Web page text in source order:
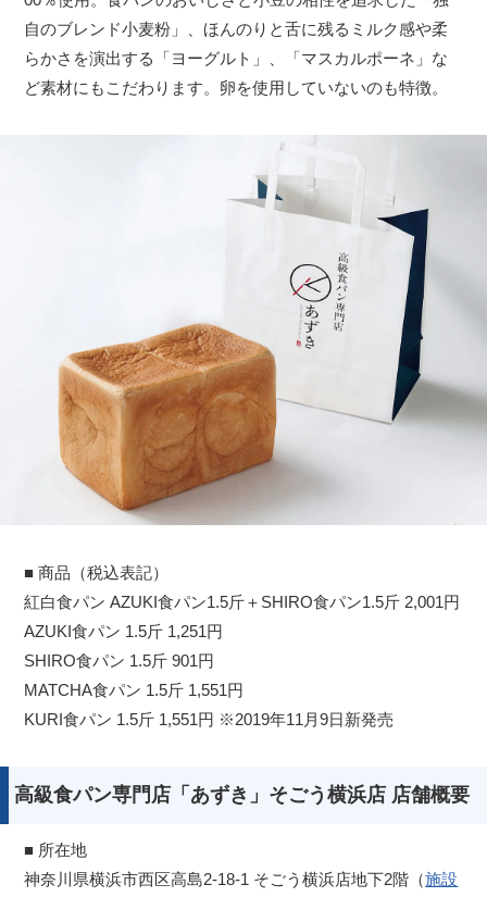
自のブレンド小麦粉」、ほんのりと舌に残るミルク感や柔
らかさを演出する「ヨーグルト」、「マスカルポーネ」な
ど素材にもこだわります。卵を使用していないのも特徴。
■ 商品（税込表記）
紅白食パン AZUKI食パン1.5斤＋SHIRO食パン1.5斤 2,001円
AZUKI食パン 1.5斤 1,251円
SHIRO食パン 1.5斤 901円
MATCHA食パン 1.5斤 1,551円
KURI食パン 1.5斤 1,551円 ※2019年11月9日新発売
高級食パン専門店「あずき」そごう横浜店 店舗概要
■ 所在地
神奈川県横浜市西区高島2-18-1 そごう横浜店地下2階（施設